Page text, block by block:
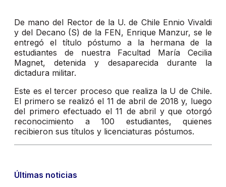
De mano del Rector de la U. de Chile Ennio Vivaldi
y del Decano (S) de la FEN, Enrique Manzur, se le
entregó el título póstumo a la hermana de la
estudiantes de nuestra Facultad María Cecilia
Magnet, detenida y desaparecida durante la
dictadura militar.
Este es el tercer proceso que realiza la U de Chile.
El primero se realizó el 11 de abril de 2018 y, luego
del primero efectuado el 11 de abril y que otorgó
reconocimiento a 100 estudiantes, quienes
recibieron sus títulos y licenciaturas póstumos.
Últimas noticias